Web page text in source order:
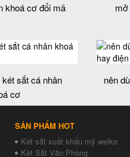
khoá cơ đổi mã
sắt cá nhân
cơ
nên
SẢN PHẨM HOT
Két sắt xuất khẩu mỹ welko
Két Sắt Văn Phòng